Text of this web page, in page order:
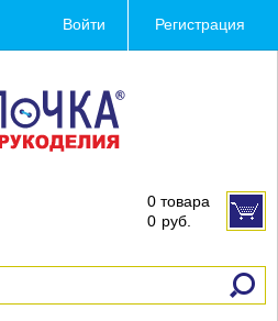
Войти Регистрация
0 товара
0 руб.